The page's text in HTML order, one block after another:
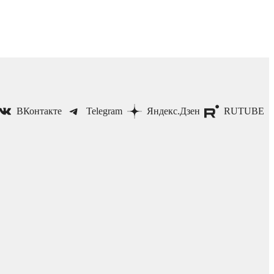
ВКонтакте Telegram Яндекс.Дзен RUTUBE